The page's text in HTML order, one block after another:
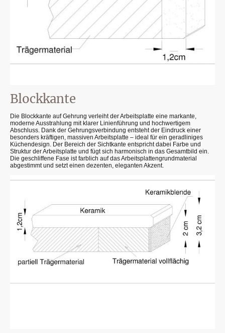
Blockkante
Die Blockkante auf Gehrung verleiht der Arbeitsplatte eine markante,
moderne Ausstrahlung mit klarer Linienführung und hochwertigem
Abschluss. Dank der Gehrungsverbindung entsteht der Eindruck einer
besonders kräftigen, massiven Arbeitsplatte – ideal für ein geradliniges
Küchendesign. Der Bereich der Sichtkante entspricht dabei Farbe und
Struktur der Arbeitsplatte und fügt sich harmonisch in das Gesamtbild ein.
Die geschliffene Fase ist farblich auf das Arbeitsplattengrundmaterial
abgestimmt und setzt einen dezenten, eleganten Akzent.